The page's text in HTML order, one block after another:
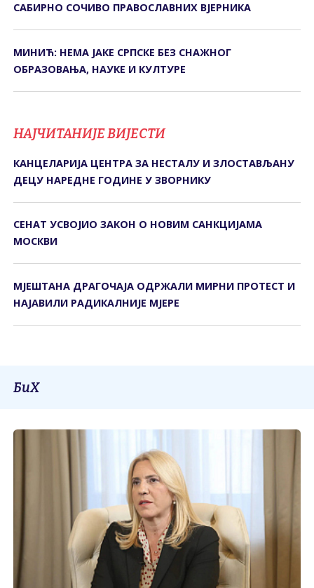
САБИРНО СОЧИВО ПРАВОСЛАВНИХ ВЈЕРНИКА
МИНИЋ: НЕМА ЈАКЕ СРПСКЕ БЕЗ СНАЖНОГ
ОБРАЗОВАЊА, НАУКЕ И КУЛТУРЕ
НАЈЧИТАНИЈЕ ВИЈЕСТИ
КАНЦЕЛАРИЈА ЦЕНТРА ЗА НЕСТАЛУ И ЗЛОСТАВЉАНУ
ДЕЦУ НАРЕДНЕ ГОДИНЕ У ЗВОРНИКУ
СЕНАТ УСВОЈИО ЗАКОН О НОВИМ САНКЦИЈАМА
МОСКВИ
МЈЕШТАНА ДРАГОЧАЈА ОДРЖАЛИ МИРНИ ПРОТЕСТ И
НАЈАВИЛИ РАДИКАЛНИЈЕ МЈЕРЕ
БиХ